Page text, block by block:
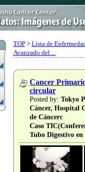
TOP> Lista de
Avanzado del ...
Cancer
circular
Posted by: Tokyo
Cáncer, Hospital
de Cáncerc
Caso
Tubo Digestivo